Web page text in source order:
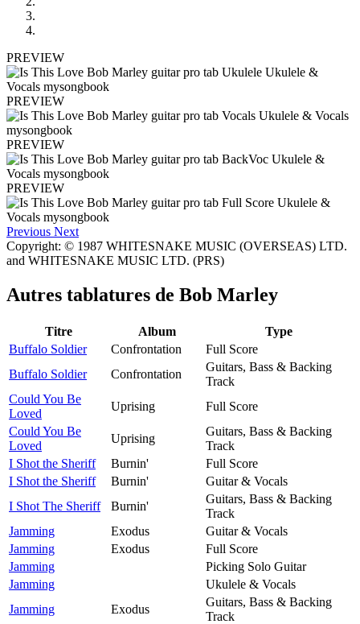
PREVIEW
PREVIEW
PREVIEW
PREVIEW
Previous Next
Copyright: © 1987 WHITESNAKE MUSIC (OVERSEAS) LTD.
and WHITESNAKE MUSIC LTD. (PRS)
Autres tablatures de Bob Marley
Titre Album
Type
Buffalo Soldier
Confrontation
Full Score
Buffalo Soldier
Confrontation
Guitars, Bass & Backing
Track
Could You Be
Loved
Uprising
Full Score
Could You Be
Loved
Uprising
Guitars, Bass & Backing
Track
I Shot the Sheriff
Burnin'
Full Score
I Shot the Sheriff
Burnin'
Guitar & Vocals
I Shot The Sheriff
Burnin'
Guitars, Bass & Backing
Track
Jamming
Exodus
Guitar & Vocals
Jamming
Exodus
Full Score
Jamming
Picking Solo Guitar
Jamming
Ukulele & Vocals
Jamming
Exodus
Guitars, Bass & Backing
Track